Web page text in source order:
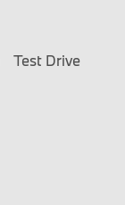
Test Drive